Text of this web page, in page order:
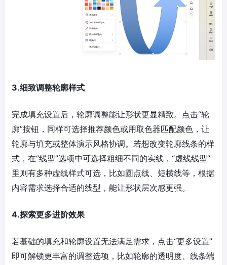
3.细致调整轮廓样式
完成填充设置后，轮廓调整能让形状更显精致。点击“轮
廓”按钮，同样可选择推荐颜色或用取色器匹配颜色，让
轮廓与填充或整体演示风格协调。若想改变轮廓线条的样
式，在“线型”选项中可选择粗细不同的实线，“虚线线型”
里则有多种虚线样式可选，比如圆点线、短横线等，根据
内容需求选择合适的线型，能让形状层次感更强。
4.探索更多进阶效果
若基础的填充和轮廓设置无法满足需求，点击“更多设置”
即可解锁更丰富的调整选项，比如轮廓的透明度、线条端